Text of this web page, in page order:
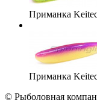
Приманка
Приманка
© Рыболовная